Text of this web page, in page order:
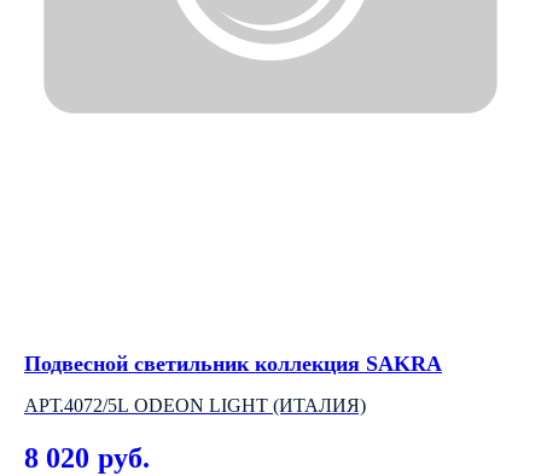
Подвесной светильник коллекция SAKRA
АРТ.4072/5L ODEON LIGHT (ИТАЛИЯ)
8 020 руб.